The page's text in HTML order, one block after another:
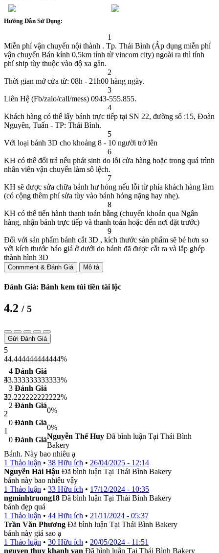
Hướng Dẫn Sử Dụng:
1
Miễn phí vận chuyển nội thành . Tp. Thái Bình (Áp dụng miễn phí
vận chuyển Bán kính 0,5km tính từ vincom city) ngoài ra thì tính
phí ship tùy thuộc vào độ xa gần.
2
Thời gian mở cửa từ: 08h - 21h00 hàng ngày.
3
Liên Hệ (Fb/zalo/call/mess) 0943-555.855.
4
Khách hàng có thể lấy bánh trực tiếp tại SN 22, đường số :15, Đoàn
Nguyên, Tuấn - TP: Thái Bình.
5
Với loại bánh 3D cho khoảng 8 - 10 người trở lên
6
KH có thể đổi trả nếu phát sinh do lỗi cửa hàng hoặc trong quá trình
nhân viên vận chuyển làm sô lệch.
7
KH sẽ được sửa chữa bánh hư hỏng nếu lỗi từ phía khách hàng làm
(có cộng thêm phí sửa tùy vào bánh hỏng nặng hay nhẹ).
8
KH có thể tiến hành thanh toán bằng (chuyển khoản qua Ngân
hàng, nhận bánh trực tiếp và thanh toán hoặc đến nơi đặt trước)
9
Đối với sản phẩm bánh cắt 3D , kích thước sản phẩm sẽ bé hơn so
với kích thước báo giá ở dưới do bánh đã được cắt ra và lắp ghép
thành hình 3D
Conmment & Đánh Giá Mô tả
Đánh Giá: Bánh kem túi tiền tài lộc
4.2 / 5
Gửi Đánh Giá
5
44.444444444444%
4 Đánh Giá
4
33.333333333333%
3 Đánh Giá
3
22.222222222222%
2 Đánh Giá
2
0%
0 Đánh Giá
1
0%
0 Đánh GiáNguyễn Thế Huy Đã bình luận Tại Thái Bình
Bakery
Bánh. Này bao nhiêu ạ
1 Thảo luận • 38 Hữu ích • 26/04/2025 - 12:14
Nguyễn Hải Hậu Đã bình luận Tại Thái Bình Bakery
bánh này bao nhiêu vậy
1 Thảo luận • 33 Hữu ích • 17/12/2024 - 10:35
ngminhtruong18 Đã bình luận Tại Thái Bình Bakery
bánh đẹp quá
1 Thảo luận • 44 Hữu ích • 21/11/2024 - 05:37
Trần Văn Phương Đã bình luận Tại Thái Bình Bakery
bánh này giá sao ạ
1 Thảo luận • 30 Hữu ích • 20/05/2024 - 11:51
nguyen thuy khanh van Đã bình luận Tại Thái Bình Bakery